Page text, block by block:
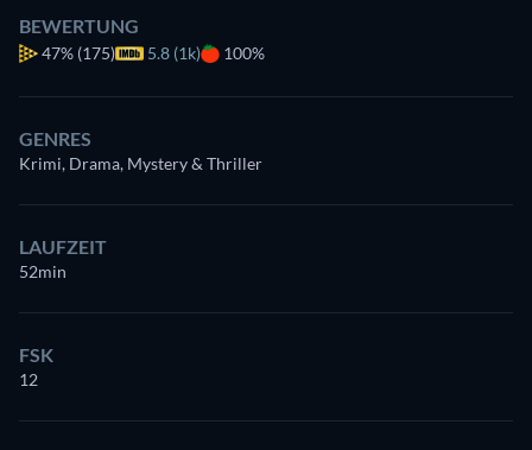
BEWERTUNG
47% (175) 5.8 (1k) 100%
GENRES
Krimi, Drama, Mystery & Thriller
LAUFZEIT
52min
FSK
12